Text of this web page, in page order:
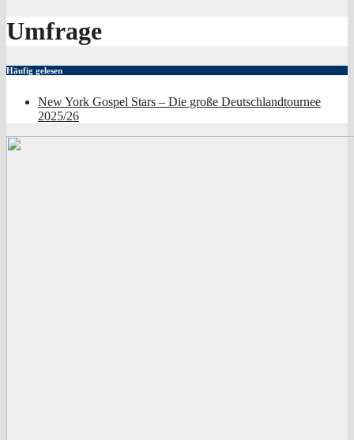
Umfrage
Häufig gelesen
New York Gospel Stars – Die große Deutschlandtournee
2025/26